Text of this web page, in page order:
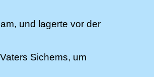
und lagerte vor der
Sichems, um